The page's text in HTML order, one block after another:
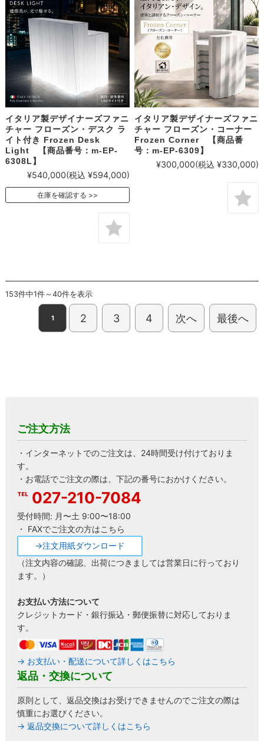
イタリア製デザイナーズファニ
チャー フローズン・デスク ラ
イト付き Frozen Desk
Light 【商品番号：m-EP-
6308L】
¥540,000(税込 ¥594,000)
在庫を確認する
イタリア製デザイナーズファニ
チャー フローズン・コーナー
Frozen Corner 【商品番
号：m-EP-6309】
¥300,000(税込 ¥330,000)
153件中1件～40件を表示
1 2 3 4 次へ 最後へ
ご注文方法
・インターネットでのご注文は、24時間受け付けておりま
す。
・お電話でご注文の際は、下記の番号におかけください。
027-210-7084
受付時間: 月〜土 9:00〜18:00
・ FAXでご注文の方はこちら
→注文用紙ダウンロード
（注文内容の確認、出荷につきましては営業日に行っており
ます。）
お支払い方法について
クレジットカード・銀行振込・郵便振替に対応しておりま
す。
→ お支払い・配送について詳しくはこちら
返品・交換について
原則として、返品交換はお受けできませんのでご注文の際は
慎重にお選びください。
→ 返品交換について詳しくはこちら